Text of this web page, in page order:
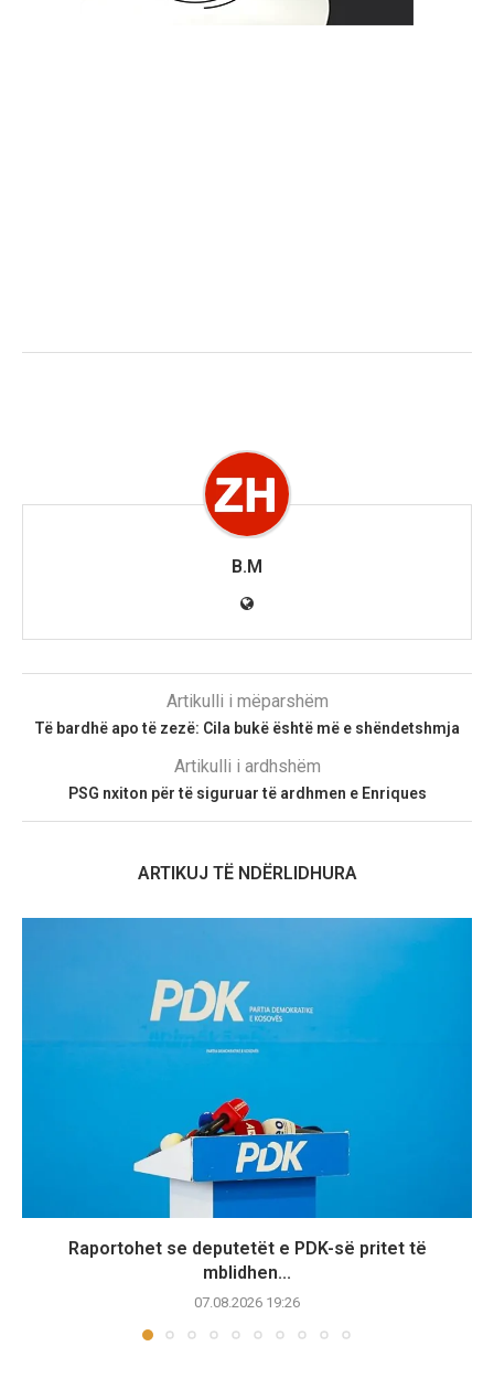
B.M
Artikulli i mëparshëm
Të bardhë apo të zezë: Cila bukë është më e shëndetshmja
Artikulli i ardhshëm
PSG nxiton për të siguruar të ardhmen e Enriques
ARTIKUJ TË NDËRLIDHURA
Raportohet se deputetët e PDK-së pritet të
mblidhen...
07.08.2026 19:26